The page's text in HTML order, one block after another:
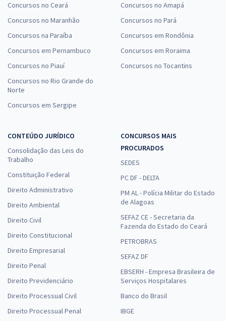
Concursos no Ceará
Concursos no Maranhão
Concursos na Paraíba
Concursos em Pernambuco
Concursos no Piauí
Concursos no Rio Grande do
Norte
Concursos em Sergipe
Concursos no Amapá
Concursos no Pará
Concursos em Rondônia
Concursos em Roraima
Concursos no Tocantins
CONTEÚDO JURÍDICO
Consolidação das Leis do
Trabalho
Constituição Federal
Direito Administrativo
Direito Ambiental
Direito Civil
Direito Constitucional
Direito Empresarial
Direito Penal
Direito Previdenciário
Direito Processual Civil
Direito Processual Penal
CONCURSOS MAIS
PROCURADOS
SEDES
PC DF - DELTA
PM AL - Polícia Militar do Estado
de Alagoas
SEFAZ CE - Secretaria da
Fazenda do Estado do Ceará
PETROBRAS
SEFAZ DF
EBSERH - Empresa Brasileira de
Serviços Hospitalares
Banco do Brasil
IBGE